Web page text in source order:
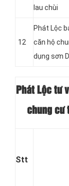
lau chùi
12
Phát Lộc
căn hộ
dụng sơn
Phát Lộc tư
chung cư
Stt